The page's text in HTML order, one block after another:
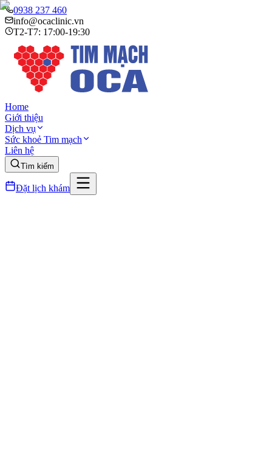
0938 237 460
info@ocaclinic.vn
T2-T7: 17:00-19:30
Home
Giới thiệu
Dịch vụ
Sức khoẻ Tim mạch
Liên hệ
Tìm kiếm
Đặt lịch khám